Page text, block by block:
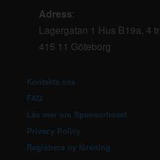
Adress:
Lagergatan 1 Hus B19a, 4 tr
415 11 Göteborg
Kontakta oss
FAQ
Läs mer om Sponsorhuset
Privacy Policy
Registrera ny förening